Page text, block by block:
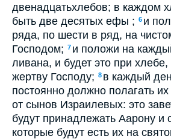
двенадцатьхлебов; в каждом
быть две десятых ефы ; 6 и
ряда, по шести в ряд, на
Господом; 7 и положи на
ливана, и будет это при
жертву Господу; 8 в каждый
постоянно должно полагать
от сынов Израилевых: это
будут принадлежать Аарону и
которые будут есть их на